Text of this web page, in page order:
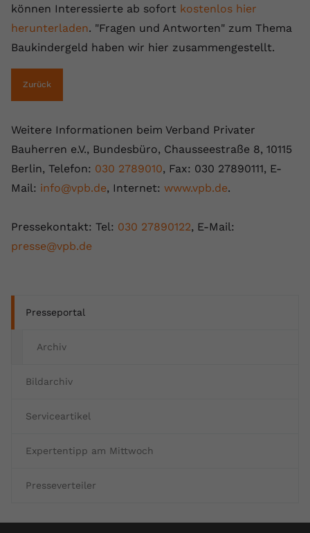
Presseportal
Archiv
Bildarchiv
Serviceartikel
Expertentipp am Mittwoch
Presseverteiler
können Interessierte ab sofort kostenlos hier
herunterladen. "Fragen und Antworten" zum Thema
Baukindergeld haben wir hier zusammengestellt.
Zurück
Weitere Informationen beim Verband Privater
Bauherren e.V., Bundesbüro, Chausseestraße 8, 10115
Berlin, Telefon: 030 2789010, Fax: 030 27890111, E-
Mail: info@vpb.de, Internet: www.vpb.de.
Pressekontakt: Tel: 030 27890122, E-Mail:
presse@vpb.de
Name yt-remote-connected-devices
Anbieter Youtube.com
Laufzeit
Zweck
speichern, der eingebettete YouTube-
Videos verwendet.